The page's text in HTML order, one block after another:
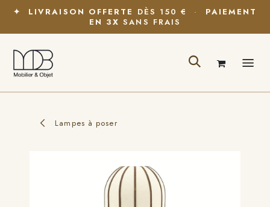
✦ LIVRAISON OFFERTE DÈS 150 € ·
PAIEMENT
EN 3X SANS FRAIS
Lampes à poser